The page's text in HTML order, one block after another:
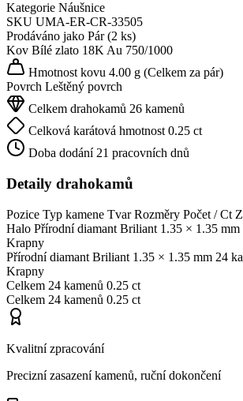
Kategorie Náušnice
SKU UMA-ER-CR-33505
Prodáváno jako Pár (2 ks)
Kov Bílé zlato 18KAu 750/1000
Hmotnost kovu 4.00 g (Celkem za pár)
Povrch Leštěný povrch
Celkem drahokamů 26 kamenů
Celková karátová hmotnost 0.25 ct
Doba dodání 21 pracovních dnů
Detaily drahokamů
Pozice Typ kamene Tvar Rozměry Počet / Ct
Halo Přírodní diamant Briliant 1.35 × 1.35 mm
Krapny
Přírodní diamant Briliant 1.35 × 1.35 mm 24
Krapny
Celkem 24 kamenů 0.25 ct
Celkem 24 kamenů 0.25 ct
Kvalitní zpracování
Precizní zasazení kamenů, ruční dokončení